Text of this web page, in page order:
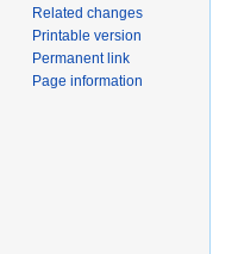
Related changes
Printable version
Permanent link
Page information